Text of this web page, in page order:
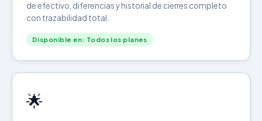
de efectivo, diferencias y historial de cierres completo
con trazabilidad total.
Disponible en: Todos los planes
🌟